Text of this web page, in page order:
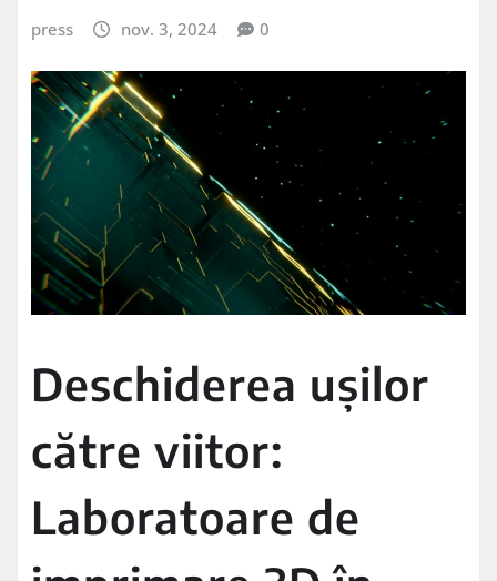
press nov. 3, 2024 0
Deschiderea ușilor
către viitor:
Laboratoare de